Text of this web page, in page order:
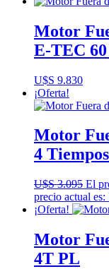
Motor
E-TEC
U$S 9.830
¡Oferta!
Motor
4
U$S3.095 El
precio actual
¡Oferta!
Motor
4T PL